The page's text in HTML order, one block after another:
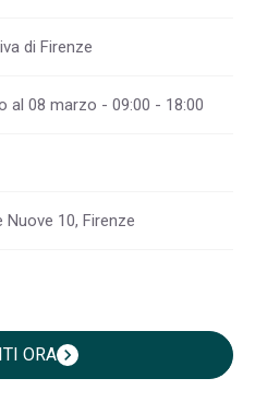
di Firenze
al 08 marzo - 09:00 - 18:00
Nuove 10, Firenze
ORAchevron_right